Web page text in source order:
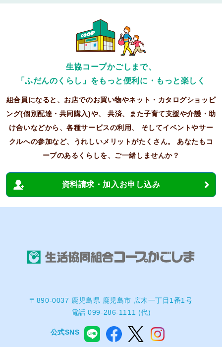
生協コープかごしまで、
「ふだんのくらし」をもっと便利に・もっと楽しく
組合員になると、お店でのお買い物やネット・カタログショッピ
ング(個別配達・共同購入)や、共済、また子育て支援や介護・助
け合いなどから、各種サービスの利用、
そしてイベントやサー
クルへの参加など、うれしいメリットがたくさん。
あなたもコ
ープのあるくらしを、ご一緒しませんか？
資料請求・加入お申し込み
〒890-0037 鹿児島県 鹿児島市 広木一丁目1番1号
電話 099-286-1111 (代)
公式SNS